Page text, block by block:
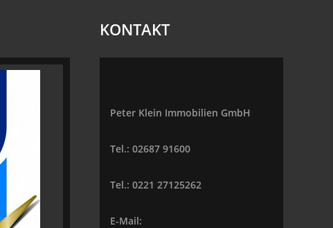
KONTAKT
Peter Klein Immobilien GmbH
Tel.: 02687 91600
Tel.: 0221 27125262
E-Mail: